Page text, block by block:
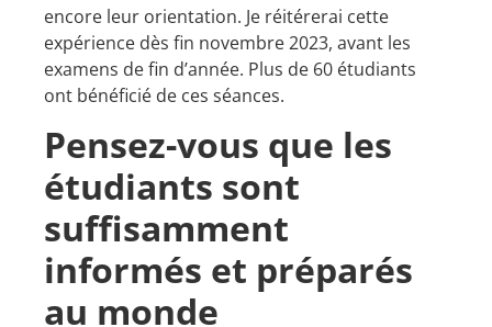
encore leur orientation. Je réitérerai cette
expérience dès fin novembre 2023, avant les
examens de fin d’année. Plus de 60 étudiants
ont bénéficié de ces séances.
Pensez-vous que les
étudiants sont
suffisamment
informés et préparés
au monde